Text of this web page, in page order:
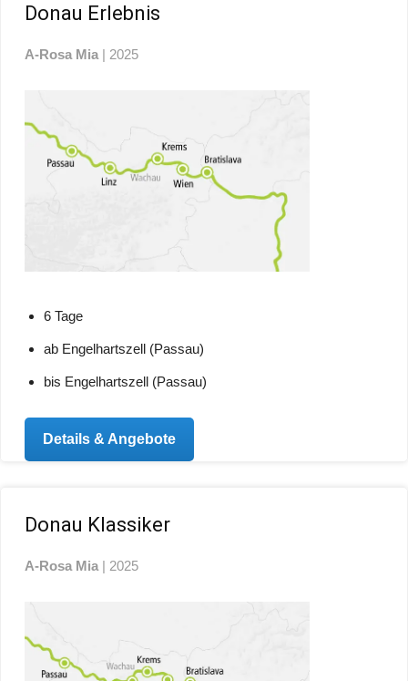
Donau Erlebnis
A-Rosa Mia | 2025
6 Tage
ab Engelhartszell (Passau)
bis Engelhartszell (Passau)
Details & Angebote
Donau Klassiker
A-Rosa Mia | 2025